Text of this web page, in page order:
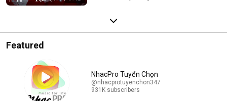
Featured
NhacPro Tuyển Chọn
@nhacprotuyenchon347
931K subscribers